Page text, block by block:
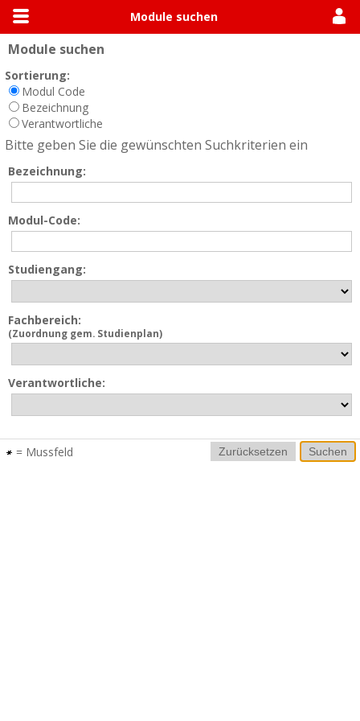
Module suchen
Allgemein
Module suchen
Modulhandbücher
Module suchen
Sortierung:
Modul Code
Bezeichnung
Verantwortliche
Bitte geben Sie die gewünschten Suchkriterien ein
Bezeichnung:
Modul-Code:
Studiengang:
Fachbereich:
(Zuordnung gem. Studienplan)
Verantwortliche:
= Mussfeld